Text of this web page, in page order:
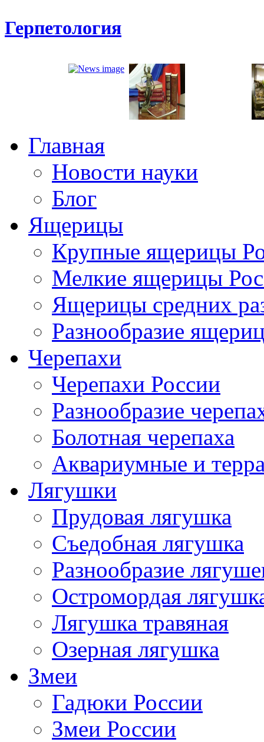
Герпетология
Главная
Новости науки
Блог
Ящерицы
Крупные ящерицы
Мелкие ящерицы
Ящерицы средних
Разнообразие
Черепахи
Черепахи России
Разнообразие
Болотная черепаха
Аквариумные и
Лягушки
Прудовая лягушка
Съедобная лягушка
Разнообразие
Остромордая
Лягушка травяная
Озерная лягушка
Змеи
Гадюки России
Змеи России